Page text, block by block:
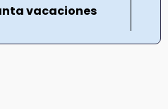
vacaciones